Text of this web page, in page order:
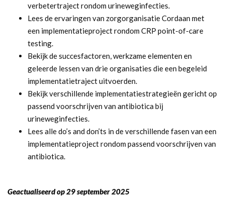
verbetertraject rondom urineweginfecties.
Lees de ervaringen van zorgorganisatieCordaan met
een implementatieproject rondom CRP point-of-care
testing.
Bekijk desuccesfactoren, werkzame elementen en
geleerde lessen van drie organisaties die een begeleid
implementatietraject uitvoerden.
Bekijk verschillende implementatiestrategieën gericht op
passend voorschrijven van antibiotica bij
urineweginfecties.
Lees alledo’s and don’ts in de verschillende fasen van een
implementatieproject rondom passend voorschrijven van
antibiotica.
Geactualiseerd op 29 september 2025